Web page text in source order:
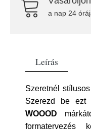
a nap 24
Leírás
Szeretnél
Szerezd be ezt
WOOOD
formatervezés